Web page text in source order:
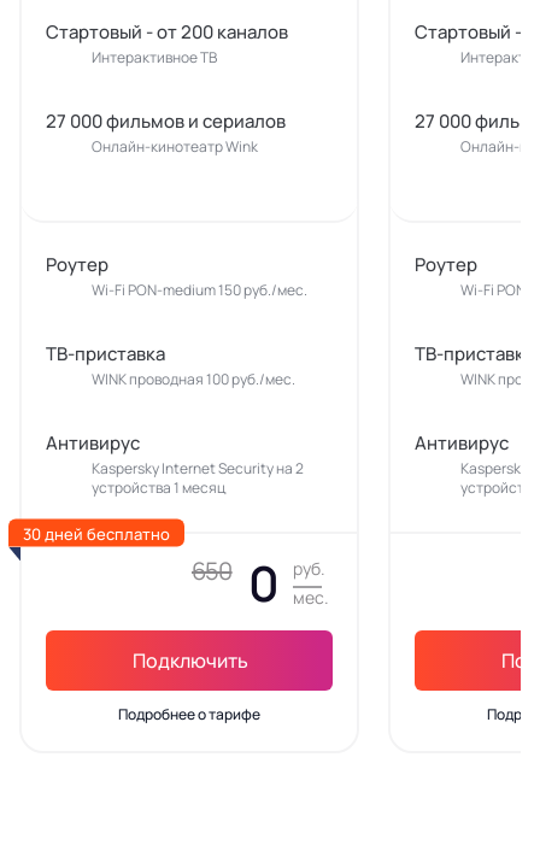
Стартовый - от 200 каналов
Интерактивное ТВ
27 000 фильмов и сериалов
Онлайн-кинотеатр Wink
Роутер
Wi-Fi PON-medium 150 руб./мес.
ТВ-приставка
WINK проводная 100 руб./мес.
Антивирус
Kaspersky Internet Security на 2
устройства 1 месяц
650 0
руб.
мес.
Подключить
Подробнее о тарифе
30 дней бесплатно
Стартовый -
27 000
Онлайн-
Роутер
Wi-Fi PON-
ТВ-приставка
WINK
Антивирус
Kaspersky